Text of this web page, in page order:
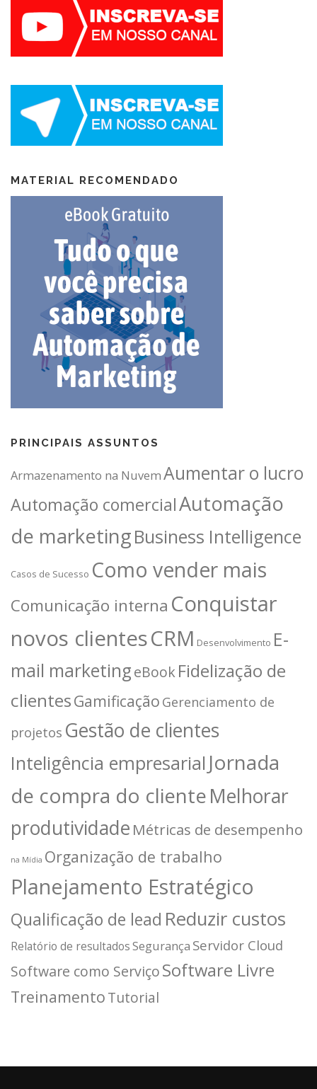
MATERIAL RECOMENDADO
PRINCIPAIS ASSUNTOS
Armazenamento na NuvemAumentar o lucro
Automação comercialAutomação
de marketingBusiness Intelligence
Casos de Sucesso Como vender mais
Comunicação interna Conquistar
novos clientesCRM Desenvolvimento E-
mail marketingeBookFidelização de
clientesGamificação Gerenciamento de
projetos Gestão de clientes
Inteligência empresarial Jornada
de compra do clienteMelhorar
produtividade Métricas de desempenho
na Mídia Organização de trabalho
Planejamento Estratégico
Qualificação de lead Reduzir custos
Relatório de resultadosSegurança Servidor Cloud
Software como ServiçoSoftware Livre
TreinamentoTutorial